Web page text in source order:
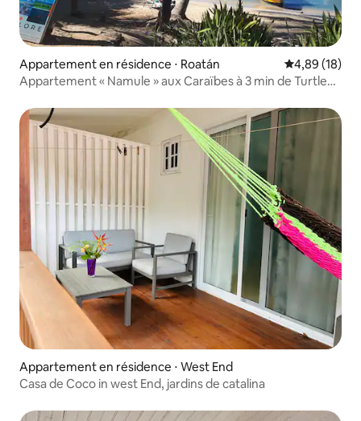
Appartement en résidence ⋅ Roatán Évaluation
4,89 (18)
Appartement « Namule » aux Caraïbes à 3 min de Turtle
Appartement en résidence ⋅ West End
Casa de Coco in west End, jardins de catalina